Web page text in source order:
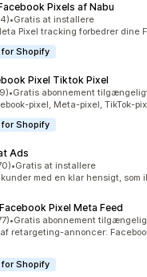
Pixels af Nabu
stjerneri alt
•Gratis at installere
Pixel tracking forbedrer dine
Shopify
Pixel Tiktok Pixel
stjerneri alt
•Gratis abonnement
pixel, Meta-pixel, TikTok-
Shopify
Ads
stjerneri alt
•Gratis at installere
med en klar hensigt, som
Pixel Meta Feed
stjerneri alt
•Gratis abonnement
retargeting-annoncer:
Shopify